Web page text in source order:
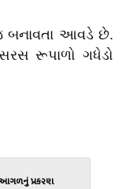
બનાવતા આવડે છે.
સરસ રૂપાળો ગધેડો
આગળનું પ્રકરણ